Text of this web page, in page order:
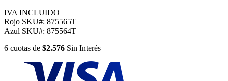
IVA INCLUIDO
Rojo SKU#: 875565T
Azul SKU#: 875564T
6 cuotas de $2.576 Sin Interés